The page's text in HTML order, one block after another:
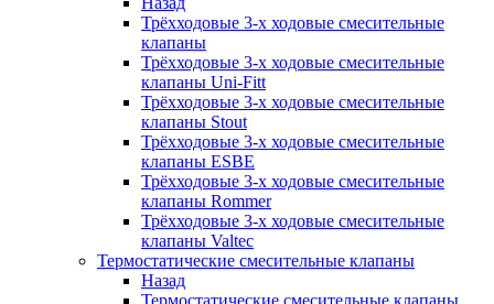
Трёхходовые 3-х ходовые смесительные
клапаны
Трёхходовые 3-х ходовые смесительные
клапаны Uni-Fitt
Трёхходовые 3-х ходовые смесительные
клапаны Stout
Трёхходовые 3-х ходовые смесительные
клапаны ESBE
Трёхходовые 3-х ходовые смесительные
клапаны Rommer
Трёхходовые 3-х ходовые смесительные
клапаны Valtec
Термостатические смесительные клапаны
Назад
Термостатические смесительные клапаны